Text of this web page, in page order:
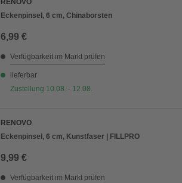
RENOVO
Eckenpinsel, 6 cm, Chinaborsten
6,99 €
Verfügbarkeit im Markt prüfen
lieferbar
Zustellung 10.08. - 12.08.
RENOVO
Eckenpinsel, 6 cm, Kunstfaser | FILLPRO
9,99 €
Verfügbarkeit im Markt prüfen